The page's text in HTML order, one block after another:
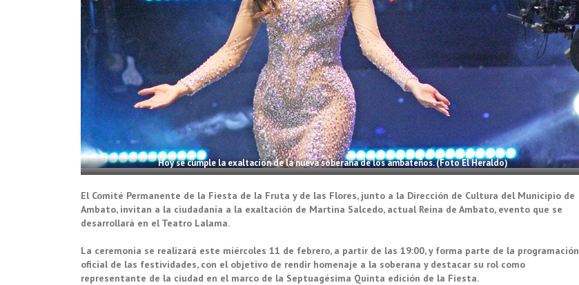
Hoy se cumple la exaltación de la nueva soberana de los ambateños. (Foto El Heraldo)
El Comité Permanente de la Fiesta de la Fruta y de las Flores, junto a la Dirección de Cultura del Municipio de
Ambato, invitan a la ciudadanía a la exaltación de Martina Salcedo, actual Reina de Ambato, evento que se
desarrollará en el Teatro Lalama.
La ceremonia se realizará este miércoles 11 de febrero, a partir de las 19:00, y forma parte de la programación
oficial de las festividades, con el objetivo de rendir homenaje a la soberana y destacar su rol como
representante de la ciudad en el marco de la Septuagésima Quinta edición de la Fiesta.